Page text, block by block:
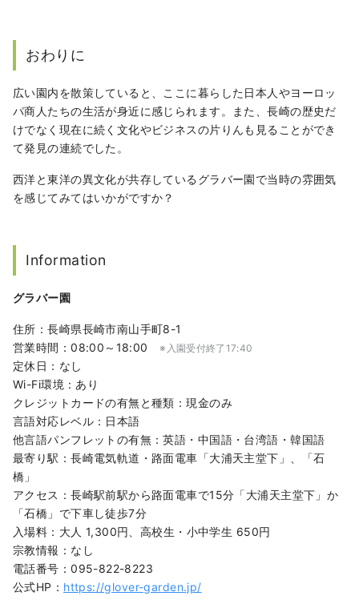
おわりに
広い園内を散策していると、ここに暮らした日本人やヨーロッ
パ商人たちの生活が身近に感じられます。また、長崎の歴史だ
けでなく現在に続く文化やビジネスの片りんも見ることができ
て発見の連続でした。
西洋と東洋の異文化が共存しているグラバー園で当時の雰囲気
を感じてみてはいかがですか？
Information
グラバー園
住所：長崎県長崎市南山手町8-1
営業時間：08:00～18:00
※入園受付終了17:40
定休日：なし
Wi-Fi環境：あり
クレジットカードの有無と種類：現金のみ
言語対応レベル：日本語
他言語パンフレットの有無：英語・中国語・台湾語・韓国語
最寄り駅：長崎電気軌道・路面電車「大浦天主堂下」、「石
橋」
アクセス：長崎駅前駅から路面電車で15分「大浦天主堂下」か
「石橋」で下車し徒歩7分
入場料：大人 1,300円、高校生・小中学生 650円
宗教情報：なし
電話番号：095-822-8223
公式HP： https://glover-garden.jp/